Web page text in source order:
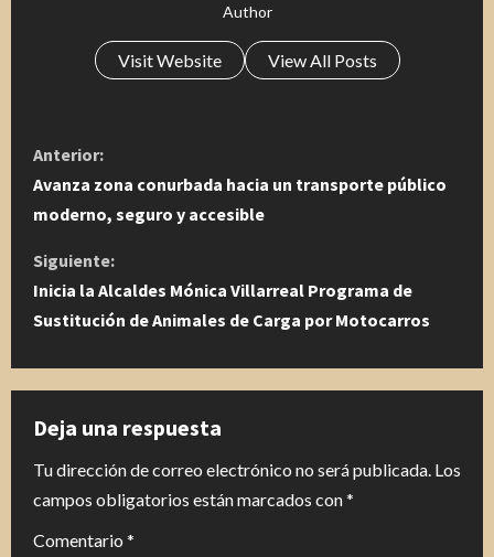
Author
Visit Website View All Posts
S
i
u
e
l
e
y
e
Anterior:
Avanza zona conurbada hacia un transporte público
moderno, seguro y accesible
Siguiente:
Inicia la Alcaldes Mónica Villarreal Programa de
Sustitución de Animales de Carga por Motocarros
Deja una respuesta
Tu dirección de correo electrónico no será publicada. Los
campos obligatorios están marcados con*
Comentario *